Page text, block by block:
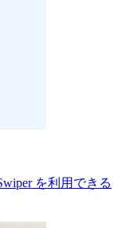
を利用できる